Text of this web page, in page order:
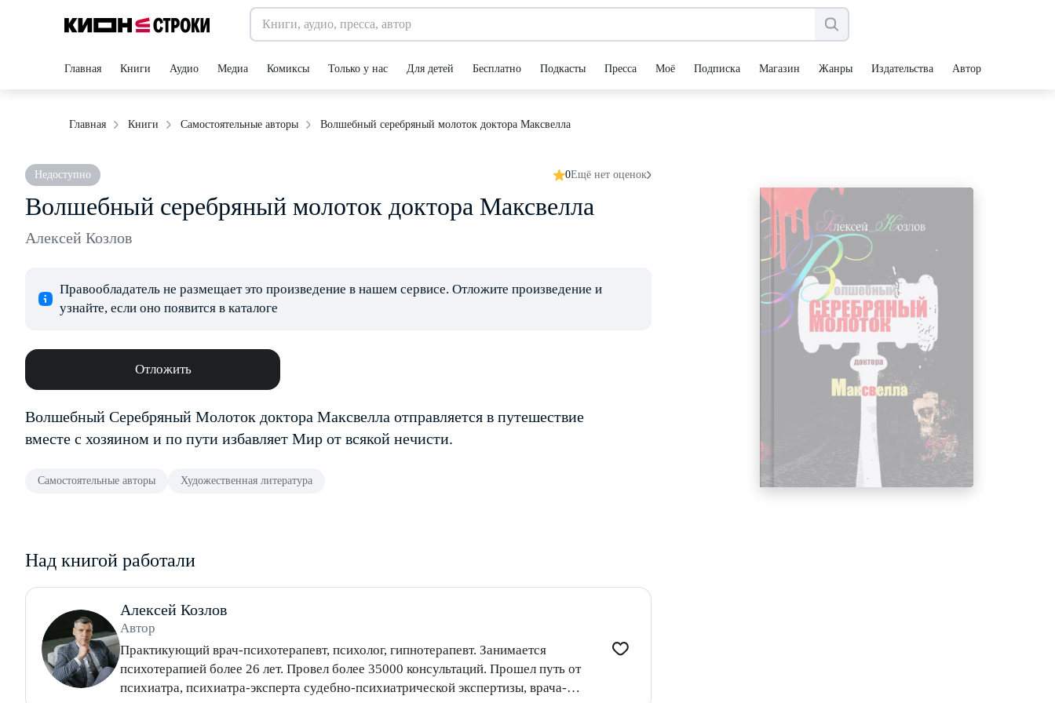
Главная Книги Аудио Медиа Комиксы Только у нас Для детей Бесплатно Подкасты Пресса Моё Подписка Магазин Жанры Издательства Авторы
Главная Книги Самостоятельные авторы Волшебный серебряный молоток доктора Максвелла
Недоступно 0Ещё нет оценок
Волшебный серебряный молоток доктора Максвелла
Алексей Козлов
Правообладатель не размещает это произведение в нашем сервисе. Отложите произведение и
узнайте, если оно появится в каталоге
Отложить
Волшебный Серебряный Молоток доктора Максвелла отправляется в путешествие
вместе с хозяином и по пути избавляет Мир от всякой нечисти.
Самостоятельные авторы Художественная литература
Над книгой работали
Алексей Козлов
Автор
Практикующий врач-психотерапевт, психолог, гипнотерапевт. Занимается
психотерапией более 26 лет. Провел более 35000 консультаций. Прошел путь от
психиатра, психиатра-эксперта судебно-психиатрической экспертизы, врача-